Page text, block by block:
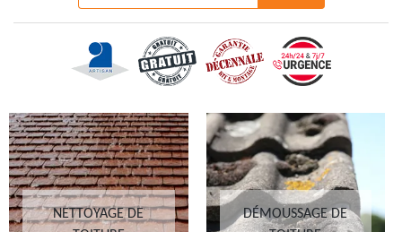
NETTOYAGE DE
DÉMOUSSAGE DE